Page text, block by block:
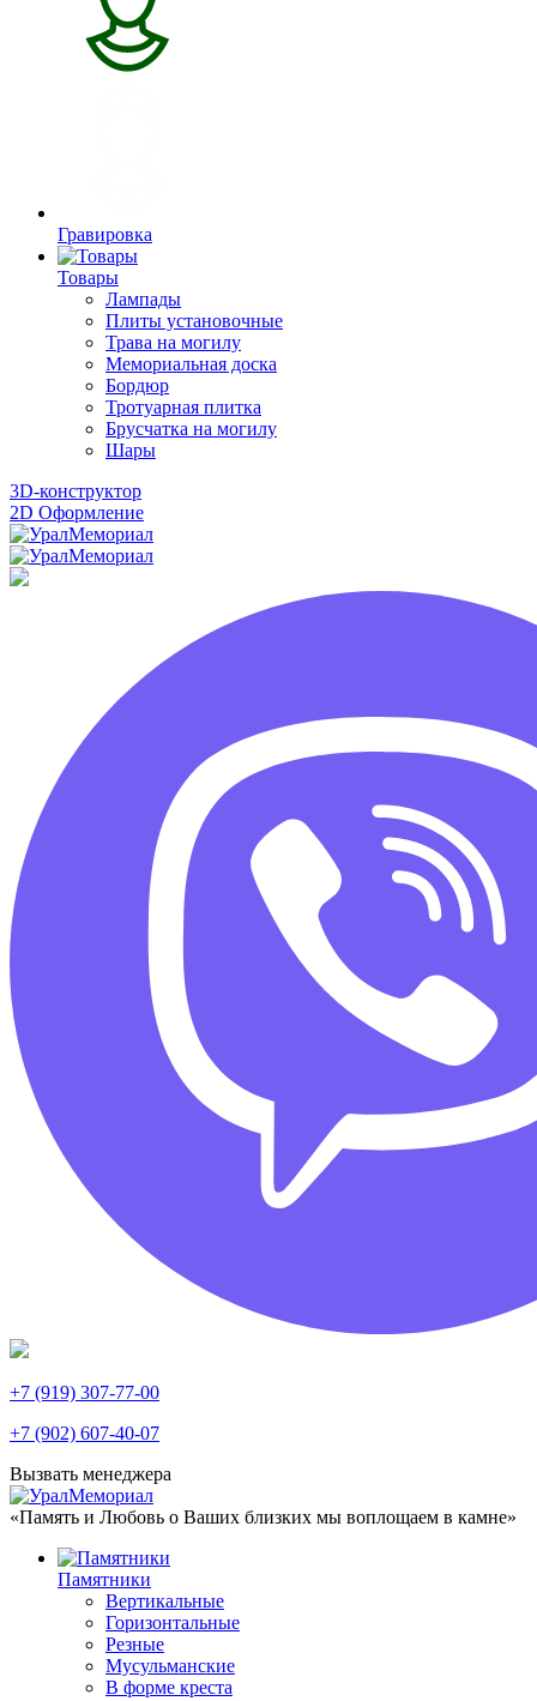
Гравировка
Товары
Лампады
Плиты установочные
Трава на могилу
Мемориальная доска
Бордюр
Тротуарная плитка
Брусчатка на могилу
Шары
3D-конструктор
2D Оформление
+7 (919) 307-77-00
+7 (902) 607-40-07
Вызвать менеджера
«Память и Любовь о Ваших близких мы воплощаем в камне»
Памятники
Вертикальные
Горизонтальные
Резные
Мусульманские
В форме креста